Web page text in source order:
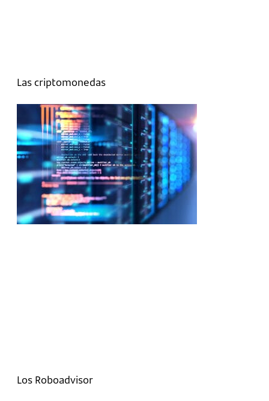
Las criptomonedas
Los Roboadvisor